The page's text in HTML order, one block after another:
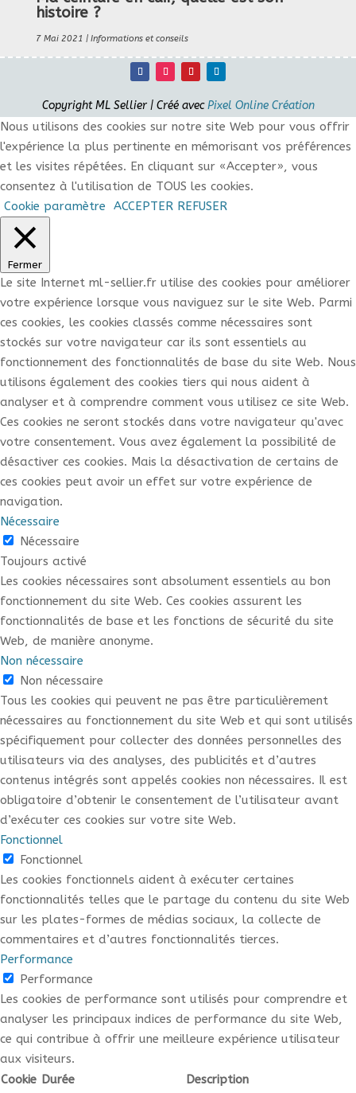
histoire ?
7 Mai 2021 | Informations et conseils
Copyright ML Sellier | Créé avecPixel Online Création
Nous utilisons des cookies sur notre site Web pour vous offrir
l'expérience la plus pertinente en mémorisant vos préférences
et les visites répétées. En cliquant sur «Accepter», vous
consentez à l'utilisation de TOUS les cookies.
Cookie paramètre
ACCEPTER REFUSER
Fermer
Le site Internet ml-sellier.fr utilise des cookies pour améliorer
votre expérience lorsque vous naviguez sur le site Web. Parmi
ces cookies, les cookies classés comme nécessaires sont
stockés sur votre navigateur car ils sont essentiels au
fonctionnement des fonctionnalités de base du site Web. Nous
utilisons également des cookies tiers qui nous aident à
analyser et à comprendre comment vous utilisez ce site Web.
Ces cookies ne seront stockés dans votre navigateur qu'avec
votre consentement. Vous avez également la possibilité de
désactiver ces cookies. Mais la désactivation de certains de
ces cookies peut avoir un effet sur votre expérience de
navigation.
Nécessaire
Nécessaire
Toujours activé
Les cookies nécessaires sont absolument essentiels au bon
fonctionnement du site Web. Ces cookies assurent les
fonctionnalités de base et les fonctions de sécurité du site
Web, de manière anonyme.
Non nécessaire
Non nécessaire
Tous les cookies qui peuvent ne pas être particulièrement
nécessaires au fonctionnement du site Web et qui sont utilisés
spécifiquement pour collecter des données personnelles des
utilisateurs via des analyses, des publicités et d’autres
contenus intégrés sont appelés cookies non nécessaires. Il est
obligatoire d’obtenir le consentement de l’utilisateur avant
d’exécuter ces cookies sur votre site Web.
Fonctionnel
Fonctionnel
Les cookies fonctionnels aident à exécuter certaines
fonctionnalités telles que le partage du contenu du site Web
sur les plates-formes de médias sociaux, la collecte de
commentaires et d’autres fonctionnalités tierces.
Performance
Performance
Les cookies de performance sont utilisés pour comprendre et
analyser les principaux indices de performance du site Web,
ce qui contribue à offrir une meilleure expérience utilisateur
aux visiteurs.
Cookie Durée Description